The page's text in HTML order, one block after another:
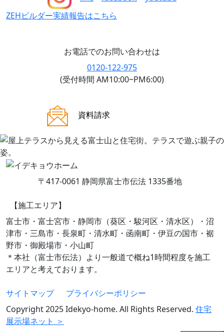
ZEHビルダー実績報告はこちら
お電話でのお問い合わせは
0120-122-975
(受付時間 AM10:00~PM6:00)
資料請求
〒417-0061 静岡県富士市伝法 1335番地
【施工エリア】
富士市・富士宮市・静岡市（葵区・駿河区・清水区）・沼
津市・三島市・長泉町・清水町・函南町・伊豆の国市・裾
野市・御殿場市・小山町
＊本社（富士市伝法）より一般道で概ね1時間程度を施工
エリアと考えております。
サイトマップ
プライバシーポリシー
Copyright 2025 Idekyo-home. All Rights Reserved. 住宅
展示場ネット ＞